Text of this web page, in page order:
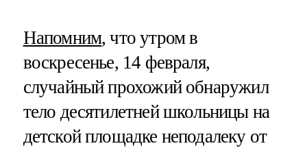
Напомним, что утром в
воскресенье, 14 февраля,
случайный прохожий обнаружил
тело десятилетней школьницы на
детской площадке неподалеку от